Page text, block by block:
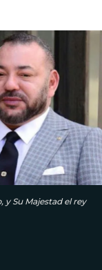
y Su Majestad el rey